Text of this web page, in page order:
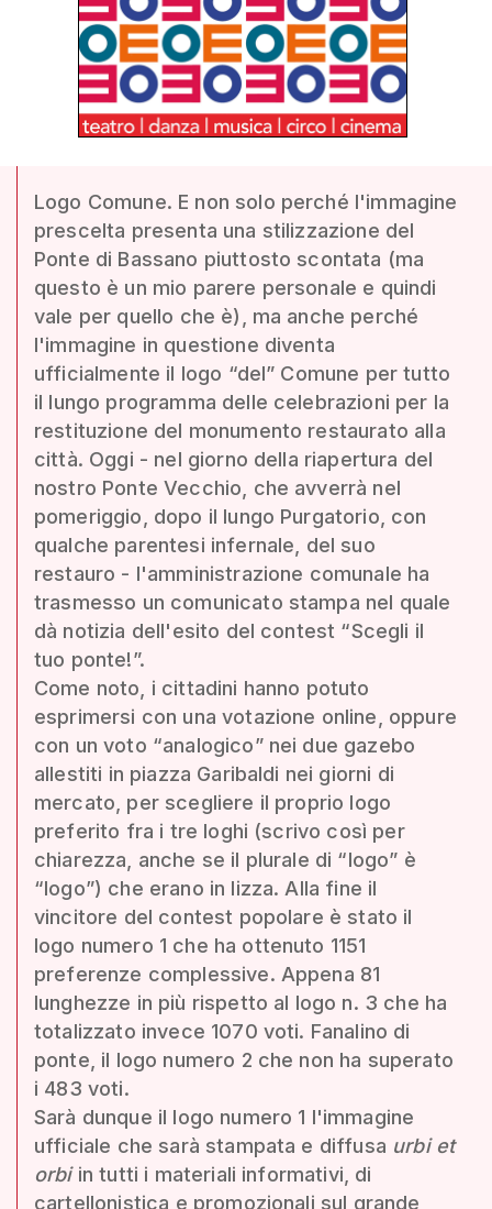
Logo Comune. E non solo perché l'immagine
prescelta presenta una stilizzazione del
Ponte di Bassano piuttosto scontata (ma
questo è un mio parere personale e quindi
vale per quello che è), ma anche perché
l'immagine in questione diventa
ufficialmente il logo “del” Comune per tutto
il lungo programma delle celebrazioni per la
restituzione del monumento restaurato alla
città. Oggi - nel giorno della riapertura del
nostro Ponte Vecchio, che avverrà nel
pomeriggio, dopo il lungo Purgatorio, con
qualche parentesi infernale, del suo
restauro - l'amministrazione comunale ha
trasmesso un comunicato stampa nel quale
dà notizia dell'esito del contest “Scegli il
tuo ponte!”.
Come noto, i cittadini hanno potuto
esprimersi con una votazione online, oppure
con un voto “analogico” nei due gazebo
allestiti in piazza Garibaldi nei giorni di
mercato, per scegliere il proprio logo
preferito fra i tre loghi (scrivo così per
chiarezza, anche se il plurale di “logo” è
“logo”) che erano in lizza. Alla fine il
vincitore del contest popolare è stato il
logo numero 1 che ha ottenuto 1151
preferenze complessive. Appena 81
lunghezze in più rispetto al logo n. 3 che ha
totalizzato invece 1070 voti. Fanalino di
ponte, il logo numero 2 che non ha superato
i 483 voti.
Sarà dunque il logo numero 1 l'immagine
ufficiale che sarà stampata e diffusa urbi et
orbiin tutti i materiali informativi, di
cartellonistica e promozionali sul grande